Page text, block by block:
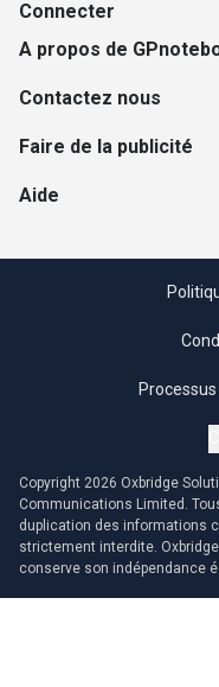
Connecter
A propos de
Contactez nous
Faire de la publicité
Aide
Copyright 2026 Oxbridge
Communications Limited.
duplication des informations
strictement interdite.
conserve son indépendance